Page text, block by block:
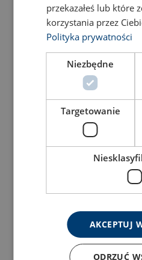
Pokaż produkt
przekazałeś lub które
korzystania przez
Polityka prywatności
Niezbędne
Targetowanie
AKCEPTUJ
ODRZUĆ